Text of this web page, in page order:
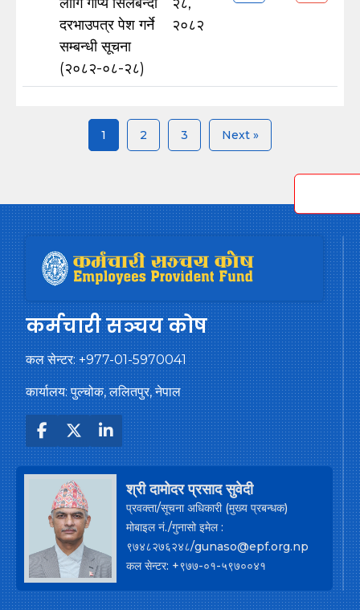
दरभाउपत्र पेश गर्ने
सम्बन्धी सूचना
(२०८२-०८-२८)
२०८२
1 2 3 Next »
कर्मचारी सञ्चय कोष
कल सेन्टर:+977-01-5970041
कार्यालय: पुल्चोक, ललितपुर, नेपाल
श्री दामोदर प्रसाद सुवेदी
प्रवक्ता/सूचना अधिकारी (मुख्य प्रबन्धक)
मोबाइल नं./गुनासो इमेल :
९७४८२७६२४८/gunaso@epf.org.np
कल सेन्टर: +९७७-०१-५९७००४१